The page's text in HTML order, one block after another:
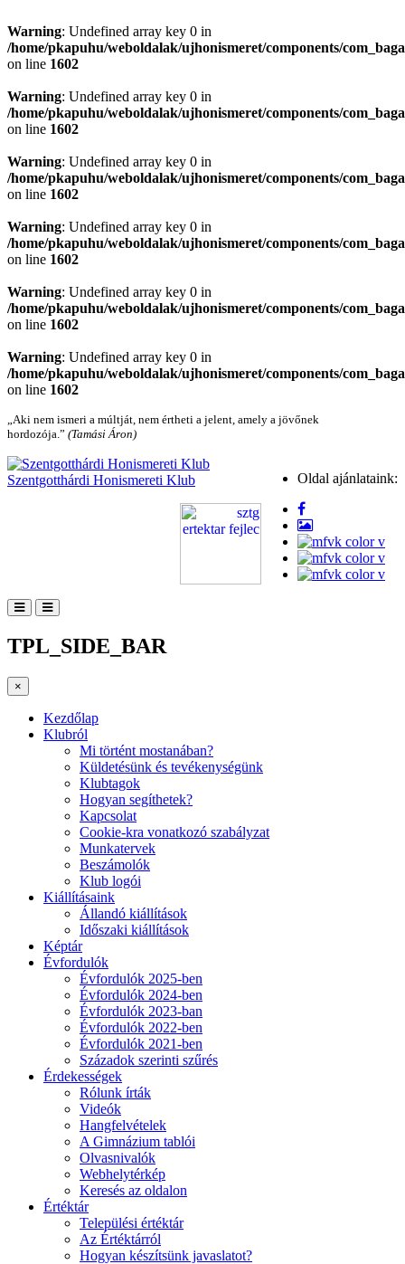
Warning: Undefined array key 0 in
/home/pkapuhu/weboldalak/ujhonismeret/components/
on line 1602
Warning: Undefined array key 0 in
/home/pkapuhu/weboldalak/ujhonismeret/components/
on line 1602
Warning: Undefined array key 0 in
/home/pkapuhu/weboldalak/ujhonismeret/components/
on line 1602
Warning: Undefined array key 0 in
/home/pkapuhu/weboldalak/ujhonismeret/components/
on line 1602
Warning: Undefined array key 0 in
/home/pkapuhu/weboldalak/ujhonismeret/components/
on line 1602
Warning: Undefined array key 0 in
/home/pkapuhu/weboldalak/ujhonismeret/components/
on line 1602
„Aki nem ismeri a múltját, nem értheti a jelent, amely a jövőnek
hordozója.” (Tamási Áron)
Oldal ajánlataink:
Szentgotthárdi Honismereti Klub
TPL_SIDE_BAR
×
Kezdőlap
Klubról
Mi történt mostanában?
Küldetésünk és tevékenységünk
Klubtagok
Hogyan segíthetek?
Kapcsolat
Cookie-kra vonatkozó szabályzat
Munkatervek
Beszámolók
Klub logói
Kiállításaink
Állandó kiállítások
Időszaki kiállítások
Képtár
Évfordulók
Évfordulók 2025-ben
Évfordulók 2024-ben
Évfordulók 2023-ban
Évfordulók 2022-ben
Évfordulók 2021-ben
Századok szerinti szűrés
Érdekességek
Rólunk írták
Videók
Hangfelvételek
A Gimnázium tablói
Olvasnivalók
Webhelytérkép
Keresés az oldalon
Értéktár
Települési értéktár
Az Értéktárról
Hogyan készítsünk javaslatot?